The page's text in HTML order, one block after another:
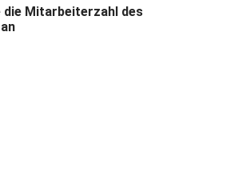
die Mitarbeiterzahl des